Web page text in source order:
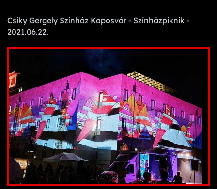
Csiky Gergely Színház Kaposvár - Színházpiknik -
2021.06.22.